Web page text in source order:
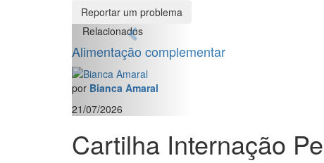
Reportar um problema
Relacionados
Alimentação complementar
por Bianca Amaral
21/07/2026
Cartilha Internação